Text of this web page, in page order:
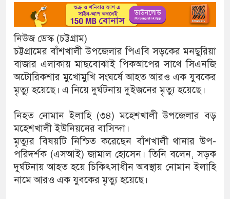
নিউজ ডেস্ক (চট্টগ্রাম)
চট্টগ্রামের বাঁশখালী উপজেলার পিএবি সড়কের মনছুরিয়া
বাজার এলাকায় মাছবোঝাই পিকআপের সাথে সিএনজি
অটোরিকশার মুখোমুখি সংঘর্ষে আহত আরও এক যুবকের
মৃত্যু হয়েছে। এ নিয়ে দুর্ঘটনায় দুইজনের মৃত্যু হয়েছে।
নিহত নোমান ইলাহি (৩৪) মহেশখালী উপজেলার বড়
মহেশখালী ইউনিয়নের বাসিন্দা।
মৃত্যুর বিষয়টি নিশ্চিত করেছেন বাঁশখালী থানার উপ-
পরিদর্শক (এসআই) জামাল হোসেন। তিনি বলেন, সড়ক
দুর্ঘটনায় আহত হয়ে চিকিৎসাধীন অবস্থায় নোমান ইলাহি
নামে আরও এক যুবকের মৃত্যু হয়েছে।